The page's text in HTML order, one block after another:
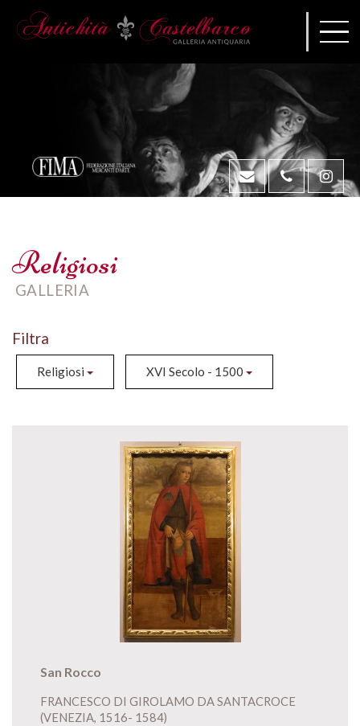
Religiosi
GALLERIA
Filtra
Religiosi XVI Secolo - 1500
San Rocco
FRANCESCO DI GIROLAMO DA SANTACROCE
(VENEZIA, 1516- 1584)